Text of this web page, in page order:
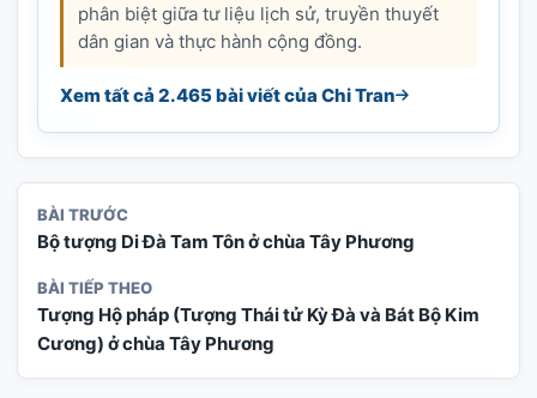
phân biệt giữa tư liệu lịch sử, truyền thuyết
dân gian và thực hành cộng đồng.
Xem tất cả 2.465 bài viết của Chi Tran
BÀI TRƯỚC
Bộ tượng Di Đà Tam Tôn ở chùa Tây Phương
BÀI TIẾP THEO
Tượng Hộ pháp (Tượng Thái tử Kỳ Đà và Bát Bộ Kim
Cương) ở chùa Tây Phương